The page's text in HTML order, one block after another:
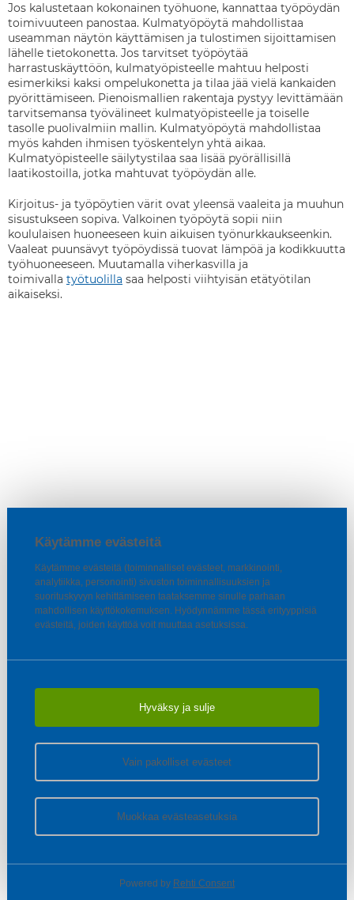
Käytämme evästeitä
Käytämme evästeitä (toiminnalliset evästeet, markkinointi,
analytiikka, personointi) sivuston toiminnallisuuksien ja
suorituskyvyn kehittämiseen taataksemme sinulle parhaan
mahdollisen käyttökokemuksen. Hyödynnämme tässä erityyppisiä
evästeitä, joiden käyttöä voit muuttaa asetuksissa.
Hyväksy ja sulje
Vain pakolliset evästeet
Muokkaa evästeasetuksia
Powered by Rehti Consent
Jos kalustetaan kokonainen työhuone, kannattaa työpöydän
toimivuuteen panostaa. Kulmatyöpöytä mahdollistaa
useamman näytön käyttämisen ja tulostimen sijoittamisen
lähelle tietokonetta. Jos tarvitset työpöytää
harrastuskäyttöön, kulmatyöpisteelle mahtuu helposti
esimerkiksi kaksi ompelukonetta ja tilaa jää vielä kankaiden
pyörittämiseen. Pienoismallien rakentaja pystyy levittämään
tarvitsemansa työvälineet kulmatyöpisteelle ja toiselle
tasolle puolivalmiin mallin. Kulmatyöpöytä mahdollistaa
myös kahden ihmisen työskentelyn yhtä aikaa.
Kulmatyöpisteelle säilytystilaa saa lisää pyörällisillä
laatikostoilla, jotka mahtuvat työpöydän alle.
Kirjoitus- ja työpöytien värit ovat yleensä vaaleita ja muuhun
sisustukseen sopiva. Valkoinen työpöytä sopii niin
koululaisen huoneeseen kuin aikuisen työnurkkaukseenkin.
Vaaleat puunsävyt työpöydissä tuovat lämpöä ja kodikkuutta
työhuoneeseen. Muutamalla viherkasvilla ja
toimivalla työtuolilla saa helposti viihtyisän etätyötilan
aikaiseksi.